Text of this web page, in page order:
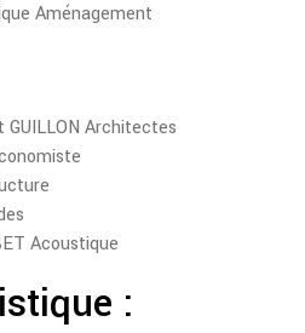
Aménagement
GUILLON Architectes
Acoustique
: